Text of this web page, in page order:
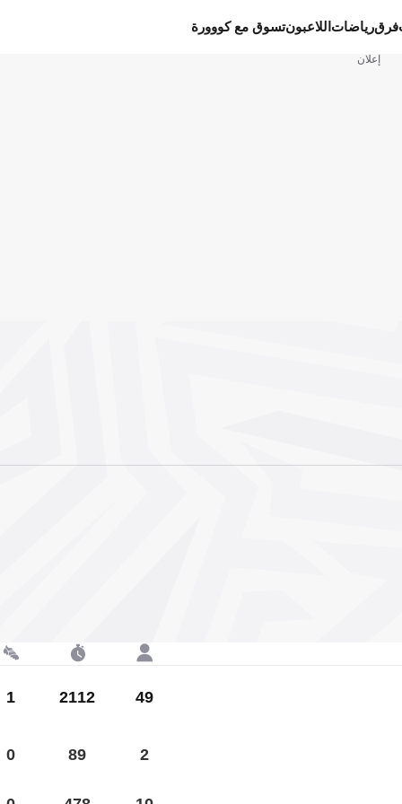
فرقرياضات اللاعبونتسوق مع كووورة
إعلان
49
2112
1
2
89
0